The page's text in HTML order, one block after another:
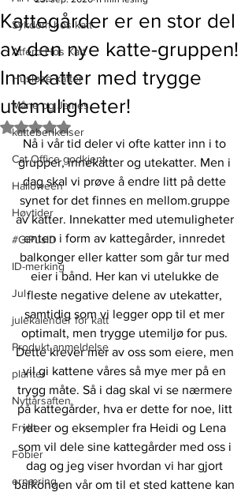
Sykdom hos katt
Atferd Hos Katt
Husløse katter
Måne og James
katteberikelser
Cat Office godkjent
Halloween
Høytider
#GiPusID
ID-merking
Jul
julekalender for katt
Produkt anmeldelse
planter
Nyttårsaften
Frykt
Fobier
ernæring
Kattegårder er en stor del
av den nye katte-gruppen!
Innekatter med trygge
utemuligheter!
Gitt NaN av 5 stjerner.
Nå i vår tid deler vi ofte katter inn i to
grupper, innekatter og utekatter. Men i
dag skal vi prøve å endre litt på dette
synet for det finnes en mellom.gruppe
av katter. Innekatter med utemuligheter
enten i form av kattegårder, innredet
balkonger eller katter som går tur med
eier i bånd. Her kan vi utelukke de
fleste negative delene av utekatter,
samtidig som vi legger opp til et mer
optimalt, men trygge utemiljø for pus.
Dette krever mer av oss som eiere, men
vil gi kattene våres så mye mer på en
trygg måte. Så i dag skal vi se nærmere
på kattegårder, hva er dette for noe, litt
ideer og eksempler fra Heidi og Lena
som vil dele sine kattegårder med oss i
dag og jeg viser hvordan vi har gjort
balkongen vår om til et sted kattene kan